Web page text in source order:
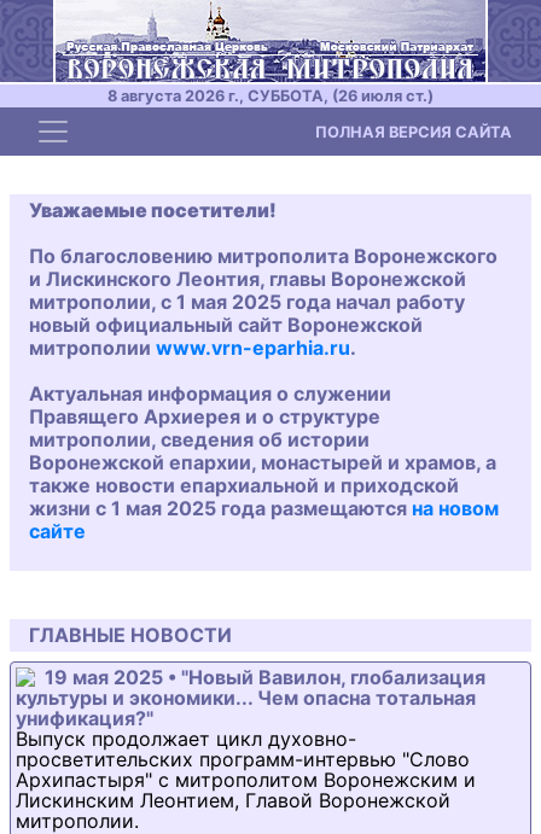
8 августа 2026 г., СУББОТА, (26 июля ст.)
Toggle navigation ПОЛНАЯ ВЕРСИЯ САЙТА
Уважаемые посетители!
По благословению митрополита Воронежского
и Лискинского Леонтия, главы Воронежской
митрополии, с 1 мая 2025 года начал работу
новый официальный сайт Воронежской
митрополии www.vrn-eparhia.ru.
Актуальная информация о служении
Правящего Архиерея и о структуре
митрополии, сведения об истории
Воронежской епархии, монастырей и храмов, а
также новости епархиальной и приходской
жизни с 1 мая 2025 года размещаются на новом
сайте
ГЛАВНЫЕ НОВОСТИ
19 мая 2025 • "Новый Вавилон, глобализация
культуры и экономики... Чем опасна тотальная
унификация?"
Выпуск продолжает цикл духовно-
просветительских программ-интервью "Слово
Архипастыря" с митрополитом Воронежским и
Лискинским Леонтием, Главой Воронежской
митрополии.